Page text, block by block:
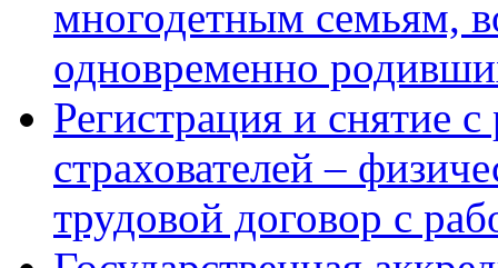
многодетным семьям,
одновременно
Регистрация и снятие
страхователей –
трудовой договор с